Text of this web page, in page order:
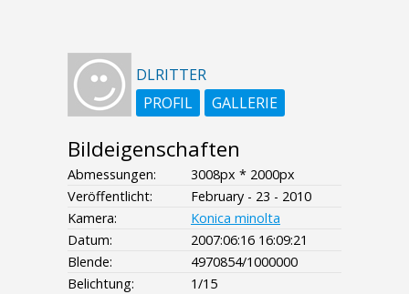
DLRITTER
PROFIL
GALLERIE
Bildeigenschaften
Abmessungen:
3008px * 2000px
Veröffentlicht:
February - 23 - 2010
Kamera:
Konica minolta
Datum:
2007:06:16 16:09:21
Blende:
4970854/1000000
Belichtung:
1/15